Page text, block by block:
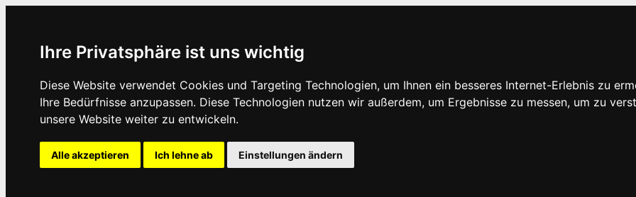
Ihre Privatsphäre ist uns wichtig
Diese Website verwendet Cookies und Targeting Technologien, um Ihnen ein besseres Internet-Erlebnis zu
Ihre Bedürfnisse anzupassen. Diese Technologien nutzen wir außerdem, um Ergebnisse zu messen, um zu
unsere Website weiter zu entwickeln.
Alle akzeptieren Ich lehne ab Einstellungen ändern